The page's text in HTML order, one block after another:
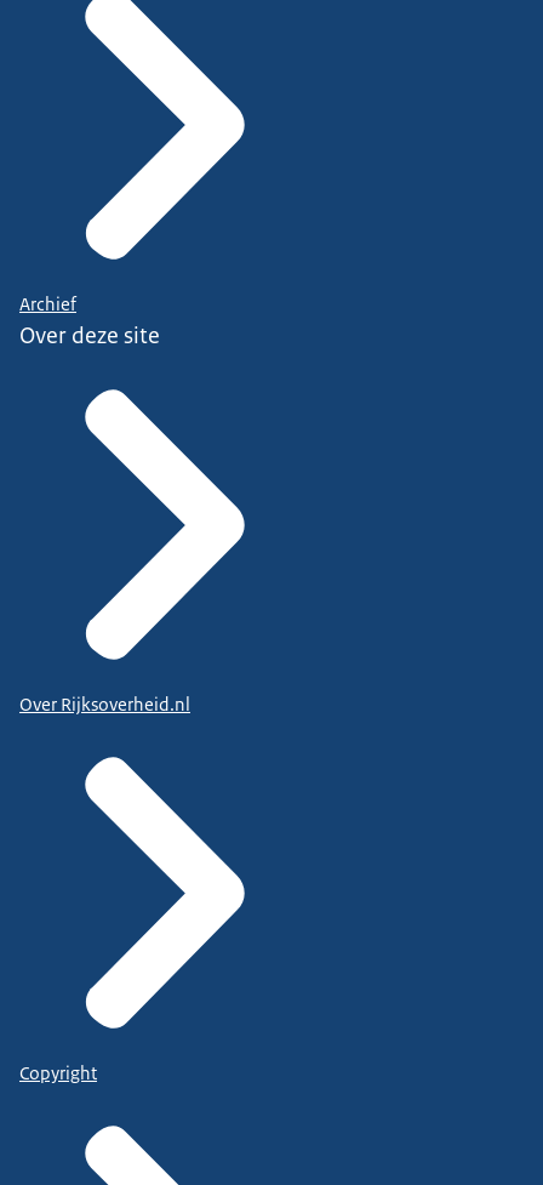
Archief
Over deze site
Over Rijksoverheid.nl
Copyright